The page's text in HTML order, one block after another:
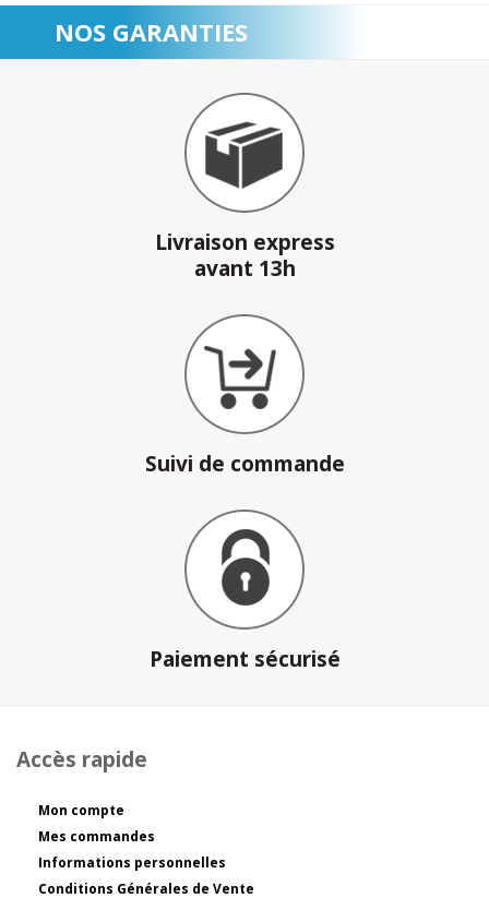
NOS GARANTIES
Livraison express
avant 13h
Suivi de commande
Paiement sécurisé
Accès rapide
Mon compte
Mes commandes
Informations personnelles
Conditions Générales de Vente